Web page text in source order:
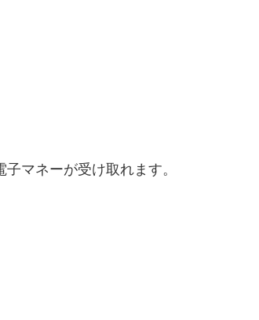
マネーが受け取れます。